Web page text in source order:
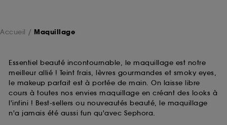
Accueil Maquillage
Essentiel beauté incontournable, le maquillage est notre
meilleur allié ! Teint frais, lèvres gourmandes et smoky eyes,
le makeup parfait est à portée de main. On laisse libre
cours à toutes nos envies maquillage en créant des looks à
l'infini ! Best-sellers ou nouveautés beauté, le maquillage
n'a jamais été aussi fun qu'avec Sephora.